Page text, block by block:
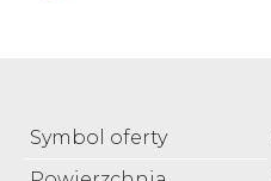
Symbol oferty